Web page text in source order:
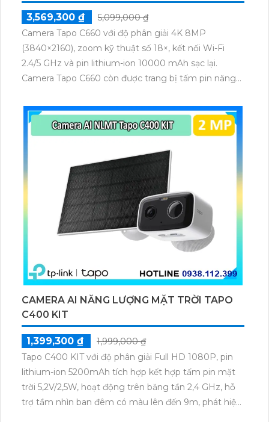
3,569,300 ₫
5,099,000 ₫
Camera Tapo C660 với độ phân giải 4K 8MP
(3840×2160), zoom kỹ thuật số 18×, kết nối Wi-Fi
2.4/5 GHz và pin lithium-ion 10000 mAh sạc lại.
Camera Tapo C660 còn được trang bị tấm pin năng
thú cưng, phương tiện, lưu trữ thẻ microSD tối đa 512
GB.
CAMERA AI NĂNG LƯỢNG MẶT TRỜI TAPO
C400 KIT
1,399,300 ₫
1,999,000 ₫
Tapo C400 KIT với độ phân giải Full HD 1080P, pin
lithium-ion 5200mAh tích hợp kết hợp tấm pin mặt
trời 5,2V/2,5W, hoạt động trên băng tần 2,4 GHz, hỗ
trợ tầm nhìn ban đêm có màu lên đến 9m, phát hiện